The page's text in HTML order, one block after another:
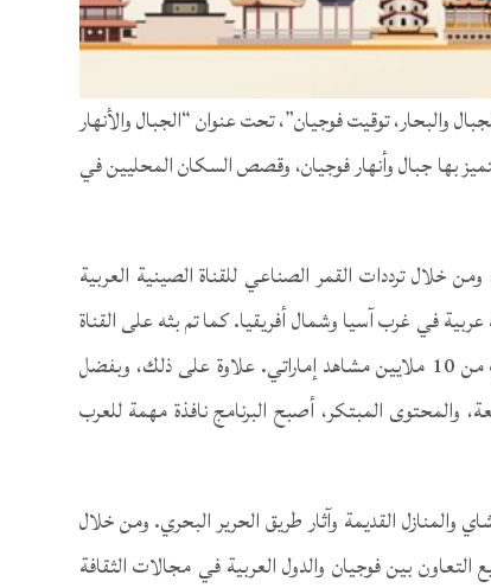
والبحار، توقيت فوجيان”، تحت عنوان “الجبال والأنهار
بها جبال وأنهار فوجيان، وقصص السكان المحليين في
ترددات القمر الصناعي للقناة الصينية العربية
إلى ما يقرب من 500 مليون شخص في 22 دولة عربية في غرب آسيا وشمال أفريقيا. كما تم بثه على القناة
الوطنية في الإمارات العربية المتحدة، ما جعله يصل إلى ما يقرب من 10 ملايين مشاهد إماراتي. علاوة على ذلك، وبفضل
والمحتوى المبتكر، أصبح البرنامج نافذة مهمة للعرب
والمنازل القديمة وآثار طريق الحرير البحري. ومن خلال
بين فوجيان والدول العربية في مجالات الثقافة